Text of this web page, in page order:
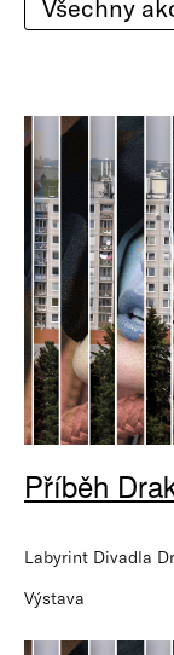
Všechny
Příběh
Labyrint Divadla
Výstava